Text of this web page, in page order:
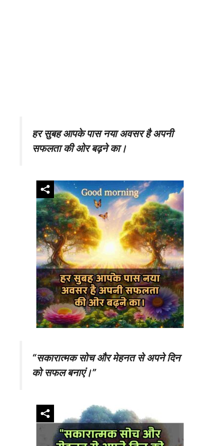
हर सुबह आपके पास नया अवसर है अपनी
सफलता की ओर बढ़ने का।
“सकारात्मक सोच और मेहनत से अपने दिन
को सफल बनाएं।”